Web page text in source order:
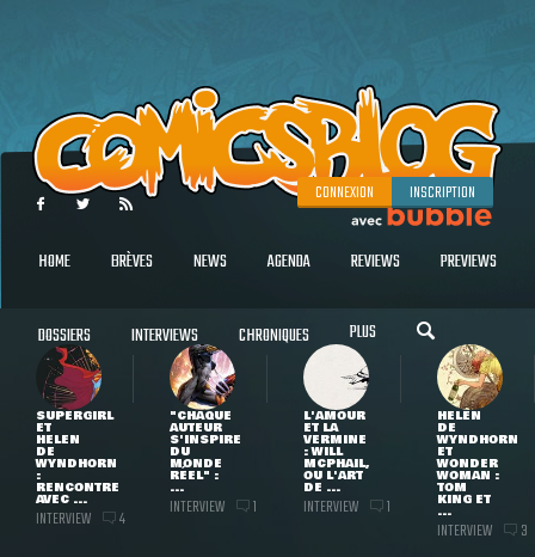
CONNEXION INSCRIPTION
HOME BRÈVES NEWS AGENDA REVIEWS PREVIEWS
DOSSIERS INTERVIEWS CHRONIQUES PLUS
SUPERGIRL
ET
HELEN
DE
WYNDHORN
:
RENCONTRE
AVEC ...
INTERVIEW 4
"CHAQUE
AUTEUR
S'INSPIRE
DU
MONDE
RÉEL" :
...
INTERVIEW 1
L'AMOUR
ET LA
VERMINE
: WILL
MCPHAIL,
OU L'ART
DE ...
INTERVIEW 1
HELEN
DE
WYNDHORN
ET
WONDER
WOMAN :
TOM
KING ET
...
INTERVIEW 3